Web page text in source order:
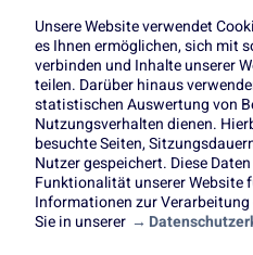
Unsere Website verwendet
es Ihnen ermöglichen, sich mit
verbinden und Inhalte unserer
teilen. Darüber hinaus
statistischen Auswertung von
Nutzungsverhalten dienen.
besuchte Seiten,
Nutzer gespeichert. Diese
Funktionalität unserer Website
Informationen zur
Sie in unserer
Mais-
Passend zu unserer
haben wir zusammen mit
monochrome Farbmenüs mit